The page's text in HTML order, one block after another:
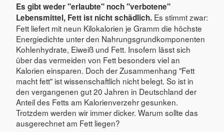
Es gibt weder "erlaubte" noch "verbotene"
Lebensmittel, Fett ist nicht schädlich. Es stimmt zwar:
Fett liefert mit neun Kilokalorien je Gramm die höchste
Energiedichte unter den Nahrungsgrundkomponenten
Kohlenhydrate, Eiweiß und Fett. Insofern lässt sich
über das vermeiden von Fett besonders viel an
Kalorien einsparen. Doch der Zusammenhang "Fett
macht fett" ist wissenschaftlich nicht belegt. So ist in
den vergangenen gut 20 Jahren in Deutschland der
Anteil des Fetts am Kalorienverzehr gesunken.
Trotzdem werden wir immer dicker. Warum sollte das
ausgerechnet am Fett liegen?